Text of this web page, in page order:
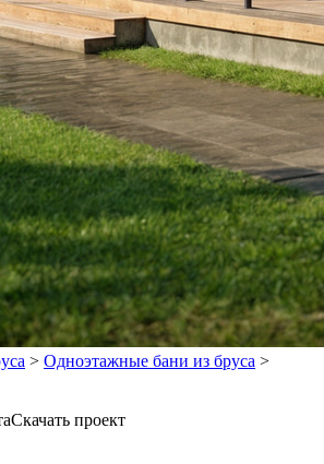
> Одноэтажные бани из бруса >
Скачать проект